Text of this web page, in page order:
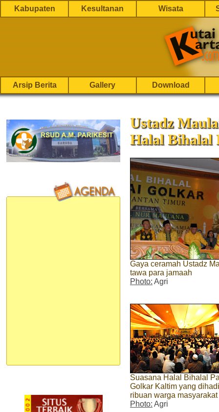
Kabupaten Kesultanan Wisata
Arsip Berita Gallery Download
Ustadz
Halal Bihalal
Gaya ceramah Ustadz
tawa para jamaah
Photo: Agri
Suasana Halal Bihalal
Golkar Kaltim yang
ribuan warga masyarakat
Photo: Agri